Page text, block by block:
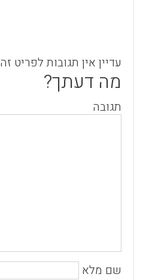
עדיין אין תגובות לפריט זה
מה דעתך?
תגובה
שם מלא